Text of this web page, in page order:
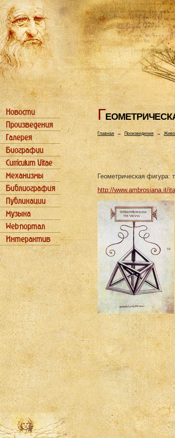
Г
Главная→ Произведения →
Геометрическая фигура:
http://www.ambrosiana.it/